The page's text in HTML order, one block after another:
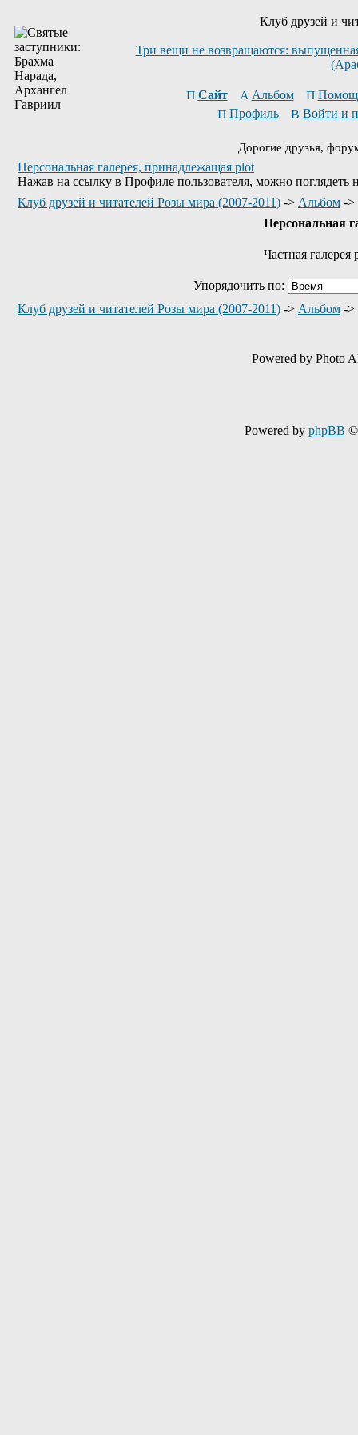
Клуб друзей и
Три вещи не возвращаются:
Сайт Альбом
Профиль
Войти и
Дорогие друзья,
Персональная галерея, принадлежащая plot
Нажав на ссылку в Профиле пользователя, можно поглядеть
Клуб друзей и читателей Розы мира (2007-2011) -> Альбом ->
Персональная
Частная галерея
Упорядочить по:
Клуб друзей и читателей Розы мира (2007-2011) -> Альбом ->
Powered by Photo
Powered by phpBB ©